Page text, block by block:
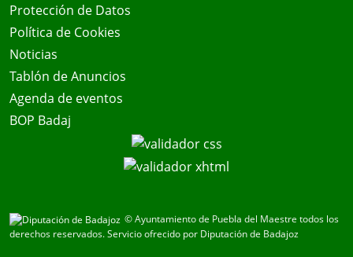
Protección de Datos
Política de Cookies
Noticias
Tablón de Anuncios
Agenda de eventos
BOP Badaj
© Ayuntamiento de Puebla del Maestre todos los
derechos reservados.Servicio ofrecido por Diputación de Badajoz